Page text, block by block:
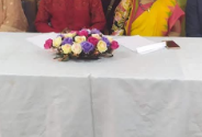
সাফল্যের স্মৃতি
সাফল্যের স্মৃতি